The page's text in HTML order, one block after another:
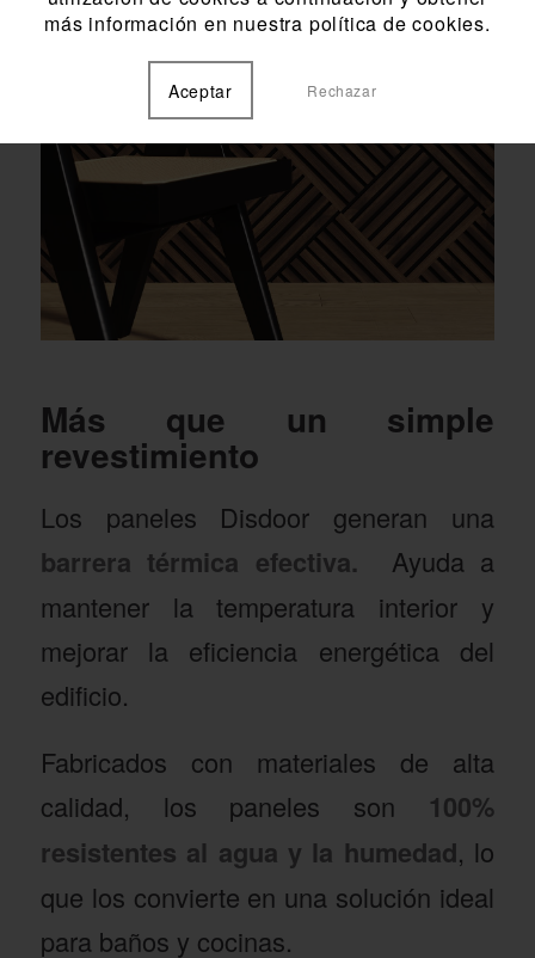
Más que un simple
revestimiento
Los paneles Disdoor generan una
barrera térmica efectiva.
Ayuda a
mantener la temperatura interior y
mejorar la eficiencia energética del
edificio.
Fabricados con materiales de alta
calidad, los paneles son 100%
resistentes al agua y la humedad, lo
que los convierte en una solución ideal
para baños y cocinas.
más información en nuestra política de cookies.
Aceptar Rechazar